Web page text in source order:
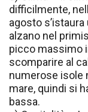
difficilmente,
agosto
alzano nel
picco massimo
scomparire al
numerose isole
mare, quindi si
bassa.